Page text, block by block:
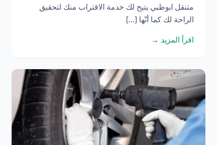
متنقل ابوظبي يتيح لك خدمة الاقتراب منك لتحقيق
الراحة لك كما أنّها […]
اقرأ المزيد →